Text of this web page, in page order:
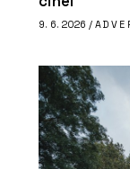
9. 6. 2026 /